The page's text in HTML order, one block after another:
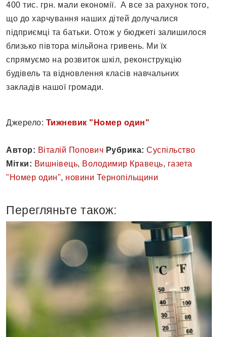
400 тис. грн. мали економії. А все за рахунок того,
що до харчування наших дітей долучалися
підприємці та батьки. Отож у бюджеті залишилося
близько півтора мільйона гривень. Ми їх
спрямуємо на розвиток шкіл, реконструкцію
будівель та відновлення класів навчальних
закладів нашої громади.
Джерело: Тижневик "Номер один"
Автор: Віталій Попович Рубрика: Суспільство
Мітки: Вишнівець, Володимир Кравець, газета
"Номер один", новини Тернопільщини
Перегляньте також: